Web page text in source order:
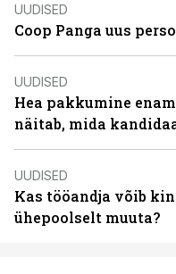
UUDISED
Coop Panga uus
UUDISED
Hea pakkumine
näitab, mida
UUDISED
Kas tööandja võib
ühepoolselt muuta?